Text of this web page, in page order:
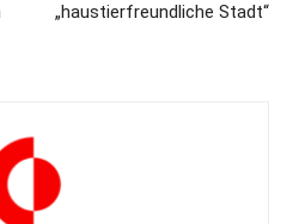
„haustierfreundliche Stadt“